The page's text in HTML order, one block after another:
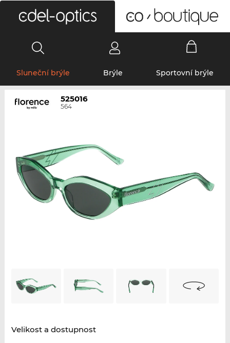
Sluneční brýle Brýle Sportovní brýle
525016
564
Velikost a dostupnost